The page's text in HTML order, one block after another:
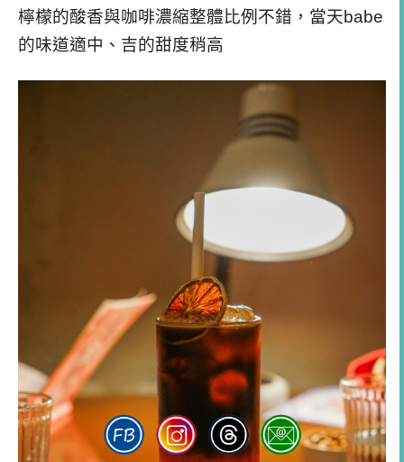
檸檬的酸香與咖啡濃縮整體比例不錯，當天babe
的味道適中、吉的甜度稍高